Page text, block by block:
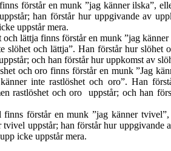
förstår en munk ”jag känner ilska”,
han förstår hur uppgivande av
uppstår mera.
och lättja finns förstår en munk ”jag
slöhet och lättja”. Han förstår hur slöhet
och han förstår hur uppkomst av
och oro finns förstår en munk ”Jag
inte rastlöshet och oro”. Han
rastlöshet och oro uppstår; och han
förstår en munk ”jag känner
tvivel uppstår; han förstår hur
icke uppstår mera.